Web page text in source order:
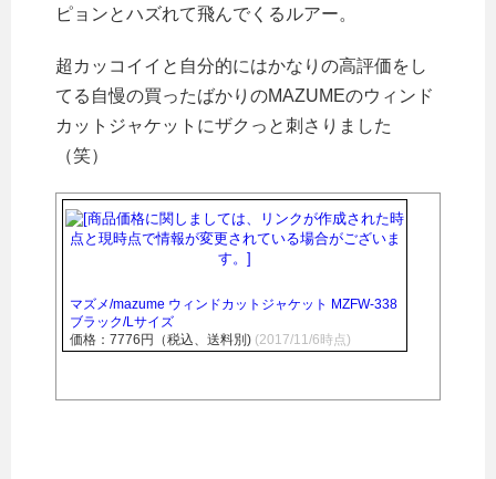
ピョンとハズれて飛んでくるルアー。
超カッコイイと自分的にはかなりの高評価をし
てる自慢の買ったばかりのMAZUMEのウィンド
カットジャケットにザクっと刺さりました
（笑）
マズメ/mazume ウィンドカットジャケット MZFW-338
ブラック/Lサイズ
価格：7776円（税込、送料別) (2017/11/6時点)